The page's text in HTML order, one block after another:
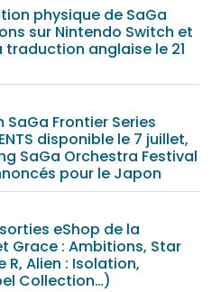
physique de SaGa
sur Nintendo Switch et
traduction anglaise le 21
SaGa Frontier Series
disponible le 7 juillet,
SaGa Orchestra Festival
pour le Japon
eShop de la
Grace : Ambitions, Star
R, Alien : Isolation,
Collection…)